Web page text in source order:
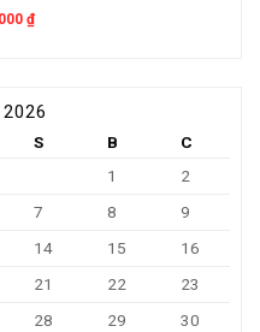
₫
2026
S B
C
1
2
7 8
9
14 15
16
21 22
23
28 29
30